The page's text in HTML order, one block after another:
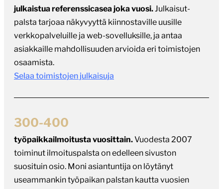
julkaistua referenssicasea joka vuosi.Julkaisut-
palsta tarjoaa näkyvyyttä kiinnostaville uusille
verkkopalveluille ja web-sovelluksille, ja antaa
asiakkaille mahdollisuuden arvioida eri toimistojen
osaamista.
Selaa toimistojen julkaisuja
300-400
työpaikkailmoitusta vuosittain.Vuodesta 2007
toiminut ilmoituspalsta on edelleen sivuston
suosituin osio. Moni asiantuntija on löytänyt
useammankin työpaikan palstan kautta vuosien